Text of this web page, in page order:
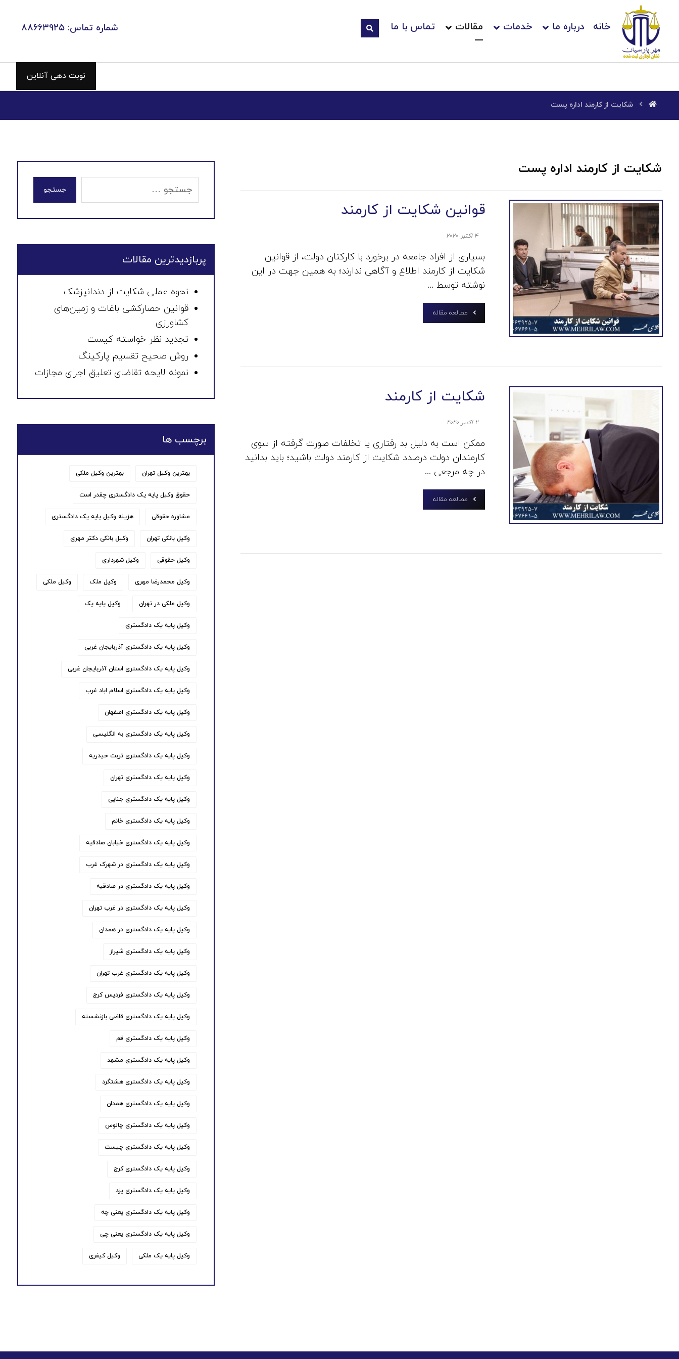
خانه درباره ما خدمات مقالات تماس با ما شماره تماس: ۸۸۶۶۳۹۲۵
نوبت دهی آنلاین
شکایت از کارمند اداره پست
شکایت از کارمند اداره پست
قوانین شکایت از کارمند
۴ اکتبر ۲۰۲۰
بسیاری از افراد جامعه در برخورد با کارکنان دولت، از قوانین
شکایت از کارمند اطلاع و آگاهی ندارند؛ به همین جهت در این
نوشته توسط ...
مطالعه مقاله
شکایت از کارمند
۲ اکتبر ۲۰۲۰
ممکن است به دلیل بد رفتاری یا تخلفات صورت گرفته از سوی
کارمندان دولت درصدد شکایت از کارمند دولت باشید؛ باید بدانید
در چه مرجعی ...
مطالعه مقاله
جستجو
پربازدیدترین مقالات
نحوه عملی شکایت از دندانپزشک
قوانین حصارکشی باغات و زمین‌های
کشاورزی
تجدید نظر خواسته کیست
روش صحیح تقسیم پارکینگ
نمونه لایحه تقاضای تعلیق اجرای مجازات
برچسب ها
بهترین وکیل تهران بهترین وکیل ملکی
حقوق وکیل پایه یک دادگستری چقدر است
مشاوره حقوقی هزینه وکیل پایه یک دادگستری
وکیل بانکی تهران وکیل بانکی دکتر مهری
وکیل حقوقی وکیل شهرداری
وکیل محمدرضا مهری وکیل ملک وکیل ملکی
وکیل ملکی در تهران وکیل پایه یک
وکیل پایه یک دادگستری
وکیل پایه یک دادگستری آذربایجان غربی
وکیل پایه یک دادگستری استان آذربایجان غربی
وکیل پایه یک دادگستری اسلام اباد غرب
وکیل پایه یک دادگستری اصفهان
وکیل پایه یک دادگستری به انگلیسی
وکیل پایه یک دادگستری تربت حیدریه
وکیل پایه یک دادگستری تهران
وکیل پایه یک دادگستری جنایی
وکیل پایه یک دادگستری خانم
وکیل پایه یک دادگستری خیابان صادقیه
وکیل پایه یک دادگستری در شهرک غرب
وکیل پایه یک دادگستری در صادقیه
وکیل پایه یک دادگستری در غرب تهران
وکیل پایه یک دادگستری در همدان
وکیل پایه یک دادگستری شیراز
وکیل پایه یک دادگستری غرب تهران
وکیل پایه یک دادگستری فردیس کرج
وکیل پایه یک دادگستری قاضی بازنشسته
وکیل پایه یک دادگستری قم
وکیل پایه یک دادگستری مشهد
وکیل پایه یک دادگستری هشتگرد
وکیل پایه یک دادگستری همدان
وکیل پایه یک دادگستری چالوس
وکیل پایه یک دادگستری چیست
وکیل پایه یک دادگستری کرج
وکیل پایه یک دادگستری یزد
وکیل پایه یک دادگستری یعنی چه
وکیل پایه یک دادگستری یعنی چی
وکیل پایه یک ملکی وکیل کیفری